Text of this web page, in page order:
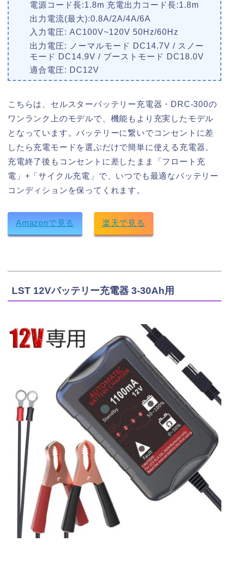
電源コード長:1.8m 充電出力コード長:1.8m
出力電流(最大):0.8A/2A/4A/6A
入力電圧: AC100V~120V 50Hz/60Hz
出力電圧: ノーマルモード DC14.7V / スノー
モード DC14.9V / ブーストモード DC18.0V
適合電圧: DC12V
こちらは、セルスターバッテリー充電器・DRC-300の
ワンランク上のモデルで、機能もより充実したモデル
となっています。バッテリーに繋いでコンセントに差
したら充電モードを選ぶだけで簡単に使える充電器。
充電終了後もコンセントに差したまま「フロート充
電」+「サイクル充電」で、いつでも最適なバッテリー
コンディションを保ってくれます。
Amazonで見る 楽天で見る
LST 12Vバッテリー充電器 3-30Ah用